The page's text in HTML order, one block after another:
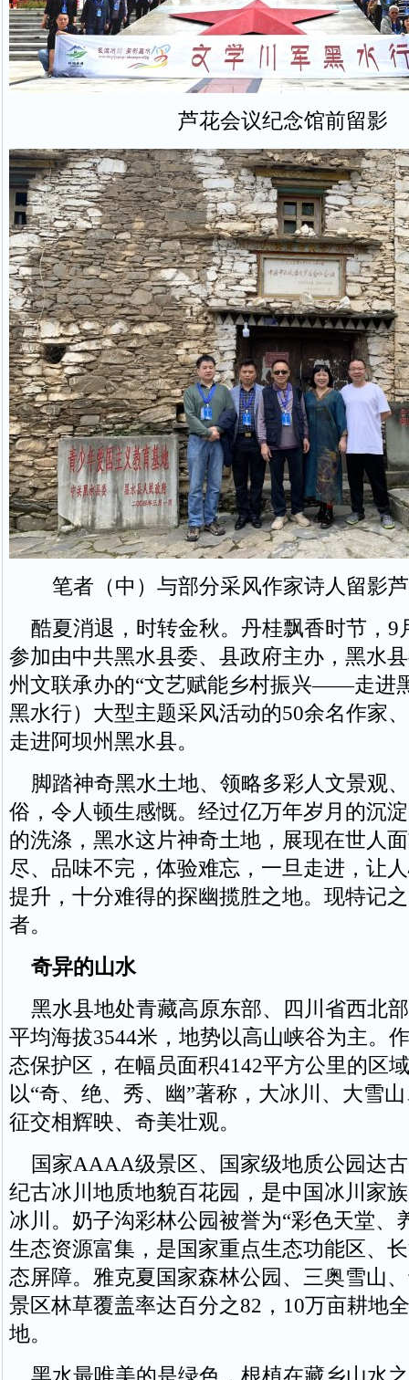
芦花会议纪念馆前留影
笔者（中）与部分采风作家诗人留影
酷夏消退，时转金秋。丹桂飘香时节，9
参加由中共黑水县委、县政府主办，黑水
州文联承办的“文艺赋能乡村振兴——走进
黑水行）大型主题采风活动的50余名作家
走进阿坝州黑水县。
脚踏神奇黑水土地、领略多彩人文景观
俗，令人顿生感慨。经过亿万年岁月的沉
的洗涤，黑水这片神奇土地，展现在世人
尽、品味不完，体验难忘，一旦走进，让
提升，十分难得的探幽揽胜之地。现特记
者。
奇异的山水
黑水县地处青藏高原东部、四川省西北
平均海拔3544米，地势以高山峡谷为主。
态保护区，在幅员面积4142平方公里的区
以“奇、绝、秀、幽”著称，大冰川、大雪
征交相辉映、奇美壮观。
国家AAAA级景区、国家级地质公园达
纪古冰川地质地貌百花园，是中国冰川家
冰川。奶子沟彩林公园被誉为“彩色天堂、
生态资源富集，是国家重点生态功能区、
态屏障。雅克夏国家森林公园、三奥雪山
景区林草覆盖率达百分之82，10万亩耕地
地。